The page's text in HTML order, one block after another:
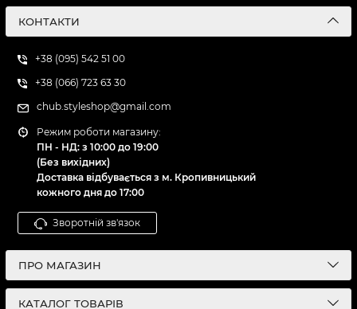
КОНТАКТИ
+38 (095) 542 51 00
+38 (066) 723 63 30
chub.styleshop@gmail.com
Режим роботи магазину:
ПН - НД: з 10:00 до 19:00
(Без вихідних)
Доставка відбувається з м. Кропивницький
кожного дня до 17:00
Зворотній зв'язок
ПРО МАГАЗИН
КАТАЛОГ ТОВАРІВ